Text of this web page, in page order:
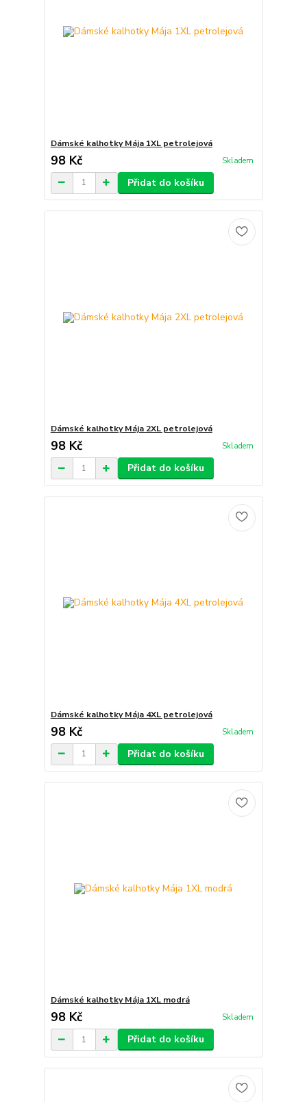
Dámské kalhotky Mája 1XL petrolejová
98 Kč Skladem
Přidat do košíku
Dámské kalhotky Mája 2XL petrolejová
98 Kč Skladem
Přidat do košíku
Dámské kalhotky Mája 4XL petrolejová
98 Kč Skladem
Přidat do košíku
Dámské kalhotky Mája 1XL modrá
98 Kč Skladem
Přidat do košíku